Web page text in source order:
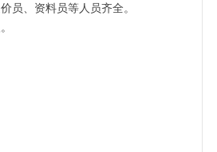
员、资料员等人员齐全。